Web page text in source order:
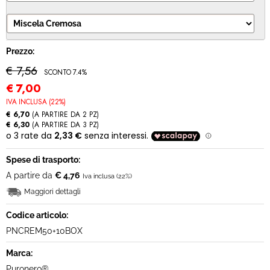
Prezzo:
€ 7,56 SCONTO 7.4%
€ 7,00
IVA INCLUSA (22%)
€ 6,70 (A PARTIRE DA 2 PZ)
€ 6,30 (A PARTIRE DA 3 PZ)
Spese di trasporto:
A partire da € 4,76 Iva inclusa (22%)
Maggiori dettagli
Codice articolo:
PNCREM50+10BOX
Marca: